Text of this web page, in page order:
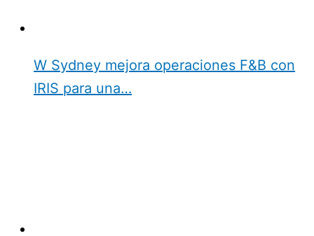
W Sydney mejora operaciones F&B con
IRIS para una…